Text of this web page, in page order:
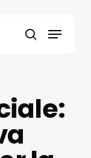
search
Menu